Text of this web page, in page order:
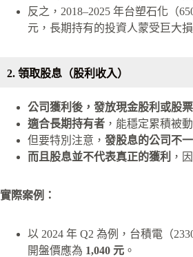
反之，2018–2025 年台塑石化（
元，長期持有的投資人蒙受巨大損
2. 領取股息（股利收入）
公司獲利後，發放現金股利或股
適合長期持有者 ，能穩定累積被
但要特別注意， 發股息的公司不
而且股息並不代表真正的獲利 ，
實際案例：
以 2024 年 Q2 為例，台積電（
開盤價應為 1,040 元 。